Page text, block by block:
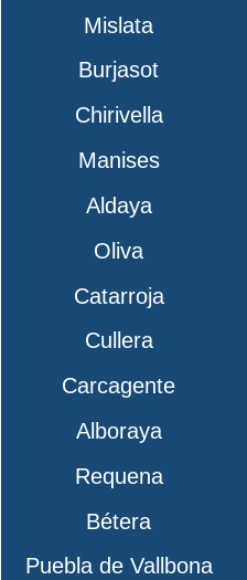
Mislata
Burjasot
Chirivella
Manises
Aldaya
Oliva
Catarroja
Cullera
Carcagente
Alboraya
Requena
Bétera
Puebla de Vallbona